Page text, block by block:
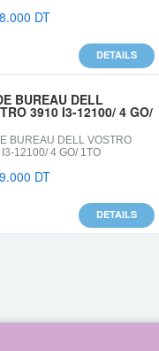
DT
DETAILS
BUREAU DELL
3910 I3-12100/ 4 GO/
BUREAU DELL VOSTRO
12100/ 4 GO/ 1TO
DT
DETAILS